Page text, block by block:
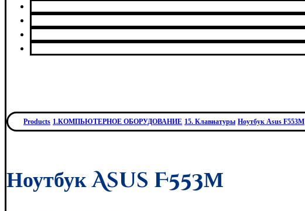
Products 1.КОМПЬЮТЕРНОЕ ОБОРУДОВАНИЕ 15. Клавиатуры Ноутбук Asus F553М
Ноутбук Asus F553М